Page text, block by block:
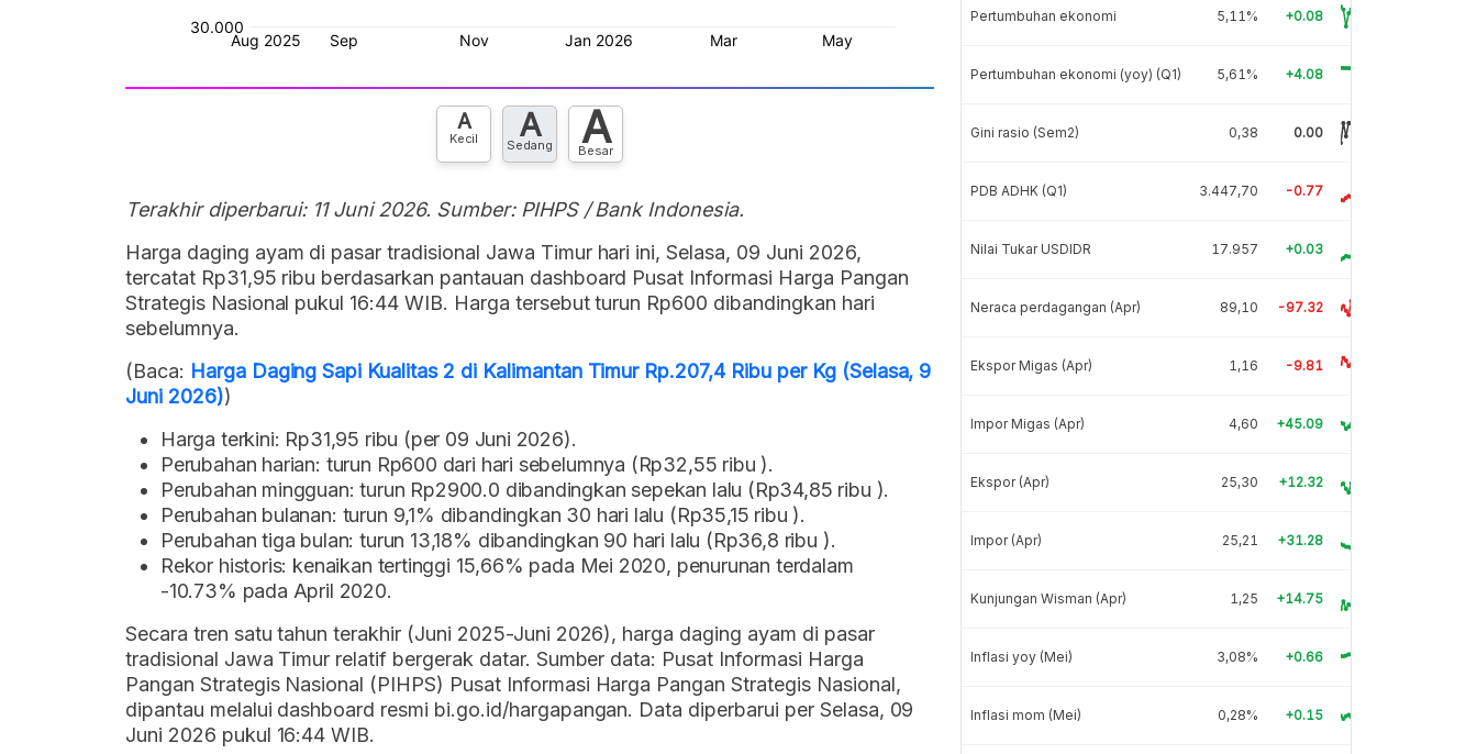
A
Kecil A
Sedang A
Besar
Terakhir diperbarui: 11 Juni 2026. Sumber: PIHPS / Bank Indonesia.
Harga daging ayam di pasar tradisional Jawa Timur hari ini, Selasa, 09 Juni 2026,
tercatat Rp31,95 ribu berdasarkan pantauan dashboard Pusat Informasi Harga Pangan
Strategis Nasional pukul 16:44 WIB. Harga tersebut turun Rp600 dibandingkan hari
sebelumnya.
(Baca: Harga Daging Sapi Kualitas 2 di Kalimantan Timur Rp.207,4 Ribu per Kg (Selasa, 9
Juni 2026))
Harga terkini: Rp31,95 ribu (per 09 Juni 2026).
Perubahan harian: turun Rp600 dari hari sebelumnya (Rp32,55 ribu ).
Perubahan mingguan: turun Rp2900.0 dibandingkan sepekan lalu (Rp34,85 ribu ).
Perubahan bulanan: turun 9,1% dibandingkan 30 hari lalu (Rp35,15 ribu ).
Perubahan tiga bulan: turun 13,18% dibandingkan 90 hari lalu (Rp36,8 ribu ).
Rekor historis: kenaikan tertinggi 15,66% pada Mei 2020, penurunan terdalam
-10.73% pada April 2020.
Secara tren satu tahun terakhir (Juni 2025-Juni 2026), harga daging ayam di pasar
tradisional Jawa Timur relatif bergerak datar. Sumber data: Pusat Informasi Harga
Pangan Strategis Nasional (PIHPS) Pusat Informasi Harga Pangan Strategis Nasional,
dipantau melalui dashboard resmi bi.go.id/hargapangan. Data diperbarui per Selasa, 09
Juni 2026 pukul 16:44 WIB.
Pertumbuhan ekonomi 5,11% +0.08
Pertumbuhan ekonomi (yoy) (Q1) 5,61% +4.08
Gini rasio (Sem2) 0,38 0.00
PDB ADHK (Q1) 3.447,70 -0.77
Nilai Tukar USDIDR 17.957 +0.03
Neraca perdagangan (Apr) 89,10 -97.32
Ekspor Migas (Apr) 1,16 -9.81
Impor Migas (Apr) 4,60 +45.09
Ekspor (Apr) 25,30 +12.32
Impor (Apr) 25,21 +31.28
Kunjungan Wisman (Apr) 1,25 +14.75
Inflasi yoy (Mei) 3,08% +0.66
Inflasi mom (Mei) 0,28% +0.15